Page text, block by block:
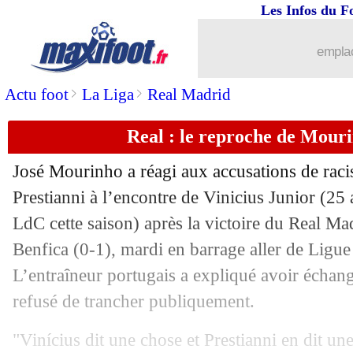
Actu foot> La Liga> Real Madrid
Les Infos du
Real : le reproche de
José Mourinho a réagi aux accusations de
Prestianni à l’encontre de Vinicius Junior (25
LdC cette saison) après la victoire du Real
Benfica (0-1), mardi en barrage aller de
L’entraîneur portugais a expliqué avoir
refusé de trancher publiquement.
"Vinícius dit une chose et Prestianni en dit
Man Utd : pas de ristourne pour
18/02 OM: Longoria en veut à Benatia
: Risser et Butez vont bien être
18/02 Séville: Almeyda suspendu sept
18/02 Rennes: Haise succède à Beye (off.)
18/02 PSG: la boutade de Luis Enrique
18/02 Rennes: Haise déjà à l'entraînement
Lens : nouveau prêt pour Agbonifo